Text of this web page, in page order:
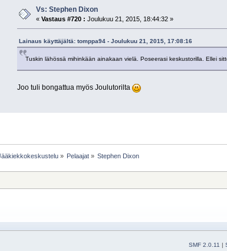
Vs: Stephen Dixon
«Vastaus #720 : Joulukuu 21, 2015, 18:44:32 »
Lainaus käyttäjältä: tomppa94 - Joulukuu 21, 2015, 17:08:16
Tuskin lähössä mihinkään ainakaan vielä. Poseerasi keskustorilla. Ellei
Joo tuli bongattua myös Joulutorilta
» Pelaajat » Stephen Dixon
SMF 2.0.11